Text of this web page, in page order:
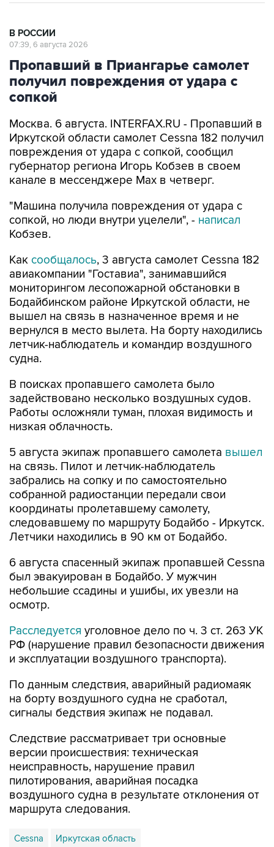
В РОССИИ
07:39, 6 августа 2026
Пропавший в Приангарье самолет
получил повреждения от удара с
сопкой
Москва. 6 августа. INTERFAX.RU - Пропавший в
Иркутской области самолет Cessna 182 получил
повреждения от удара с сопкой, сообщил
губернатор региона Игорь Кобзев в своем
канале в мессенджере Мах в четверг.
"Машина получила повреждения от удара с
сопкой, но люди внутри уцелели", - написал
Кобзев.
Как сообщалось, 3 августа самолет Cessna 182
авиакомпании "Гоставиа", занимавшийся
мониторингом лесопожарной обстановки в
Бодайбинском районе Иркутской области, не
вышел на связь в назначенное время и не
вернулся в место вылета. На борту находились
летчик-наблюдатель и командир воздушного
судна.
В поисках пропавшего самолета было
задействовано несколько воздушных судов.
Работы осложняли туман, плохая видимость и
низкая облачность.
5 августа экипаж пропавшего самолета вышел
на связь. Пилот и летчик-наблюдатель
забрались на сопку и по самостоятельно
собранной радиостанции передали свои
координаты пролетавшему самолету,
следовавшему по маршруту Бодайбо - Иркутск.
Летчики находились в 90 км от Бодайбо.
6 августа спасенный экипаж пропавшей Cessna
был эвакуирован в Бодайбо. У мужчин
небольшие ссадины и ушибы, их увезли на
осмотр.
Расследуется уголовное дело по ч. 3 ст. 263 УК
РФ (нарушение правил безопасности движения
и эксплуатации воздушного транспорта).
По данным следствия, аварийный радиомаяк
на борту воздушного судна не сработал,
сигналы бедствия экипаж не подавал.
Следствие рассматривает три основные
версии происшествия: техническая
неисправность, нарушение правил
пилотирования, аварийная посадка
воздушного судна в результате отклонения от
маршрута следования.
Cessna Иркутская область